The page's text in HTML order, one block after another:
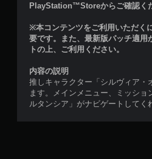
PlayStation™Storeからご確認く
※本コンテンツをご利用いただく
要です。また、最新版パッチ適用
トの上、ご利用ください。
内容の説明
推しキャラクター「シルヴィア・
ます。メインメニュー、ミッショ
ルタンシア」がナビゲートしてく